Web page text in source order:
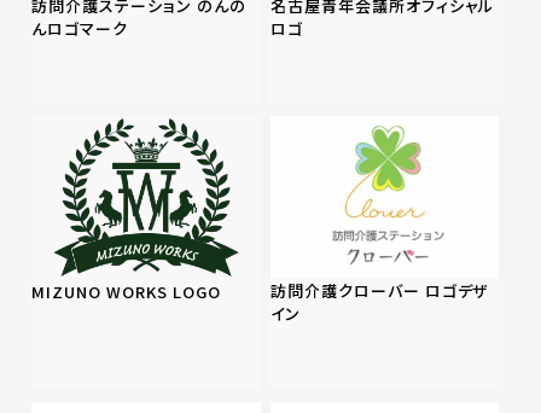
訪問介護ステーション のんの
んロゴマーク
名古屋青年会議所オフィシャル
ロゴ
MIZUNO WORKS LOGO
訪問介護クローバー ロゴデザ
イン